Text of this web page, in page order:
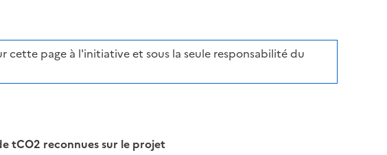
cette page à l'initiative et sous la seule responsabilité du
tCO2 reconnues sur le projet